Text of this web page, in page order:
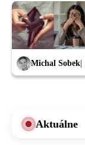
Michal Sobek
Aktuálne